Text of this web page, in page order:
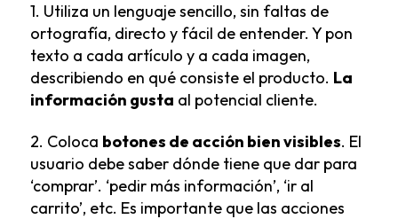
1. Utiliza un lenguaje sencillo, sin faltas de
ortografía, directo y fácil de entender. Y pon
texto a cada artículo y a cada imagen,
describiendo en qué consiste el producto. La
información gusta al potencial cliente.
2. Coloca botones de acción bien visibles. El
usuario debe saber dónde tiene que dar para
‘comprar’. ‘pedir más información’, ‘ir al
carrito’, etc. Es importante que las acciones